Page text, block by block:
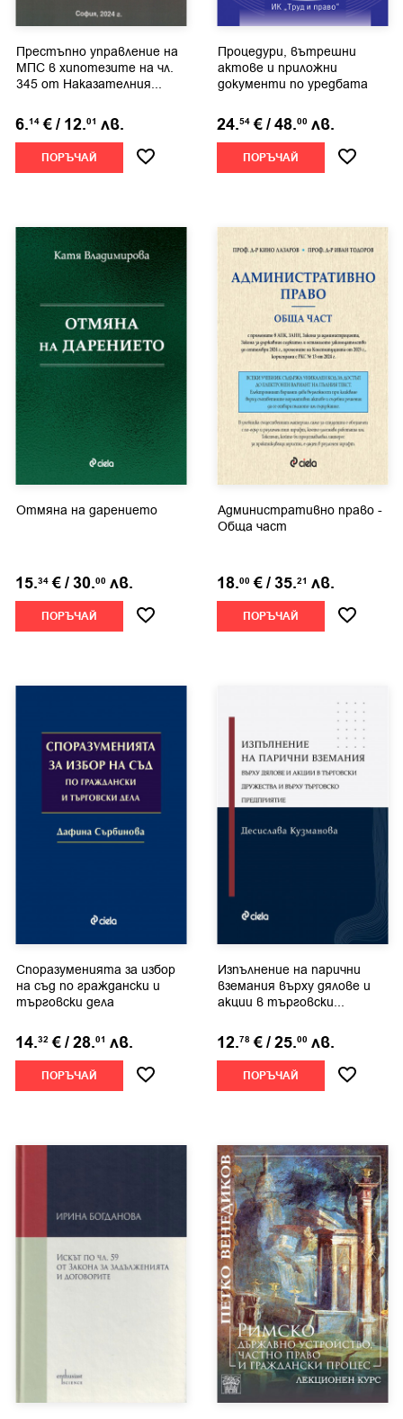
Престъпно управление на
МПС в хипотезите на чл.
345 от Наказателния...
6.14 €/ 12.01 лв.
ПОРЪЧАЙ
Процедури, вътрешни
актове и приложни
документи по уредбата
24.54 €/48.00 лв.
ПОРЪЧАЙ
Отмяна на дарението
15.34 €/30.00 лв.
ПОРЪЧАЙ
Административно право -
Обща част
18.00 €/35.21 лв.
ПОРЪЧАЙ
Споразуменията за избор
на съд по граждански и
търговски дела
14.32 €/28.01 лв.
ПОРЪЧАЙ
Изпълнение на парични
вземания върху дялове и
акции в търговски...
12.78 €/25.00 лв.
ПОРЪЧАЙ